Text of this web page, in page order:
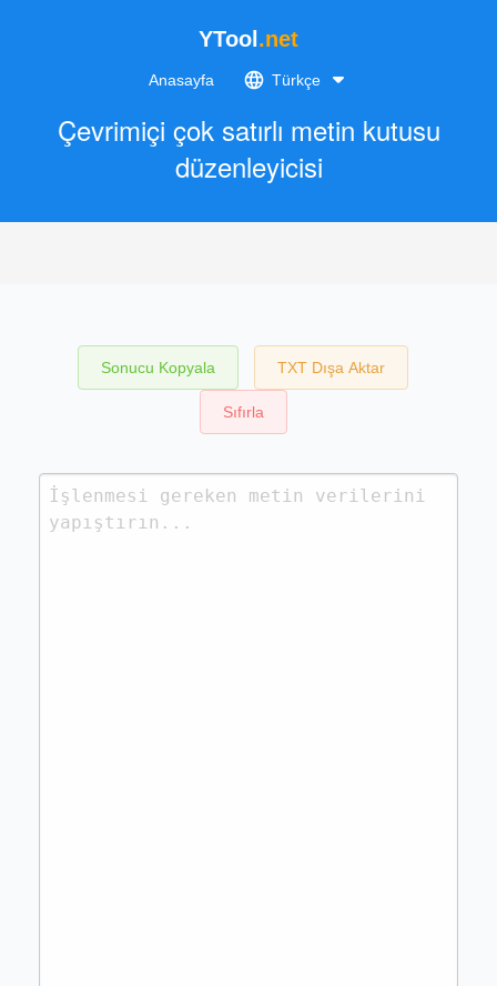
YTool .net
Anasayfa Türkçe
Çevrimiçi çok satırlı metin kutusu
düzenleyicisi
Sonucu Kopyala TXT Dışa Aktar
Sıfırla